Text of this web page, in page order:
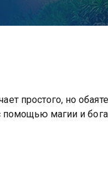
простого, но
магии и